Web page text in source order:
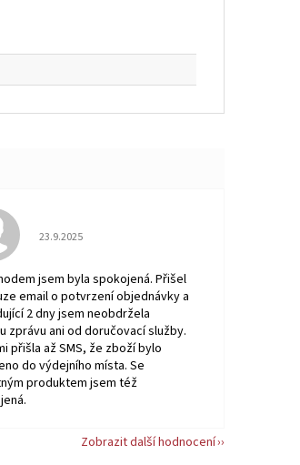
Hodnocení obchodu je 5 z 5 hvězdiček.
23.9.2025
jsem byla spokojená. Přišel
email o potvrzení objednávky a
2 dny jsem neobdržela
zprávu ani od doručovací služby.
přišla až SMS, že zboží bylo
do výdejního místa. Se
produktem jsem též
Zobrazit další hodnocení